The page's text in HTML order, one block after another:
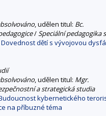
, udělen titul: Bc.
/Speciální pedagogika
Dovednost dětí s vývojovou
, udělen titul: Mgr.
a strategická studia
kybernetického
na příbuzné téma